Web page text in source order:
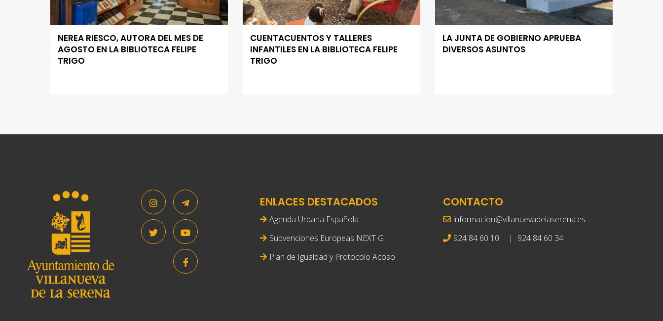
NEREA RIESCO, AUTORA DEL MES DE
AGOSTO EN LA BIBLIOTECA FELIPE
TRIGO
CUENTACUENTOS Y TALLERES
INFANTILES EN LA BIBLIOTECA FELIPE
TRIGO
LA JUNTA DE GOBIERNO APRUEBA
DIVERSOS ASUNTOS
ENLACES DESTACADOS
Agenda Urbana Española
Subvenciones Europeas NEXT G
Plan de Igualdad y Protocolo Acoso
CONTACTO
informacion@villanuevadelaserena.es
924 84 60 10
| 924 84 60 34